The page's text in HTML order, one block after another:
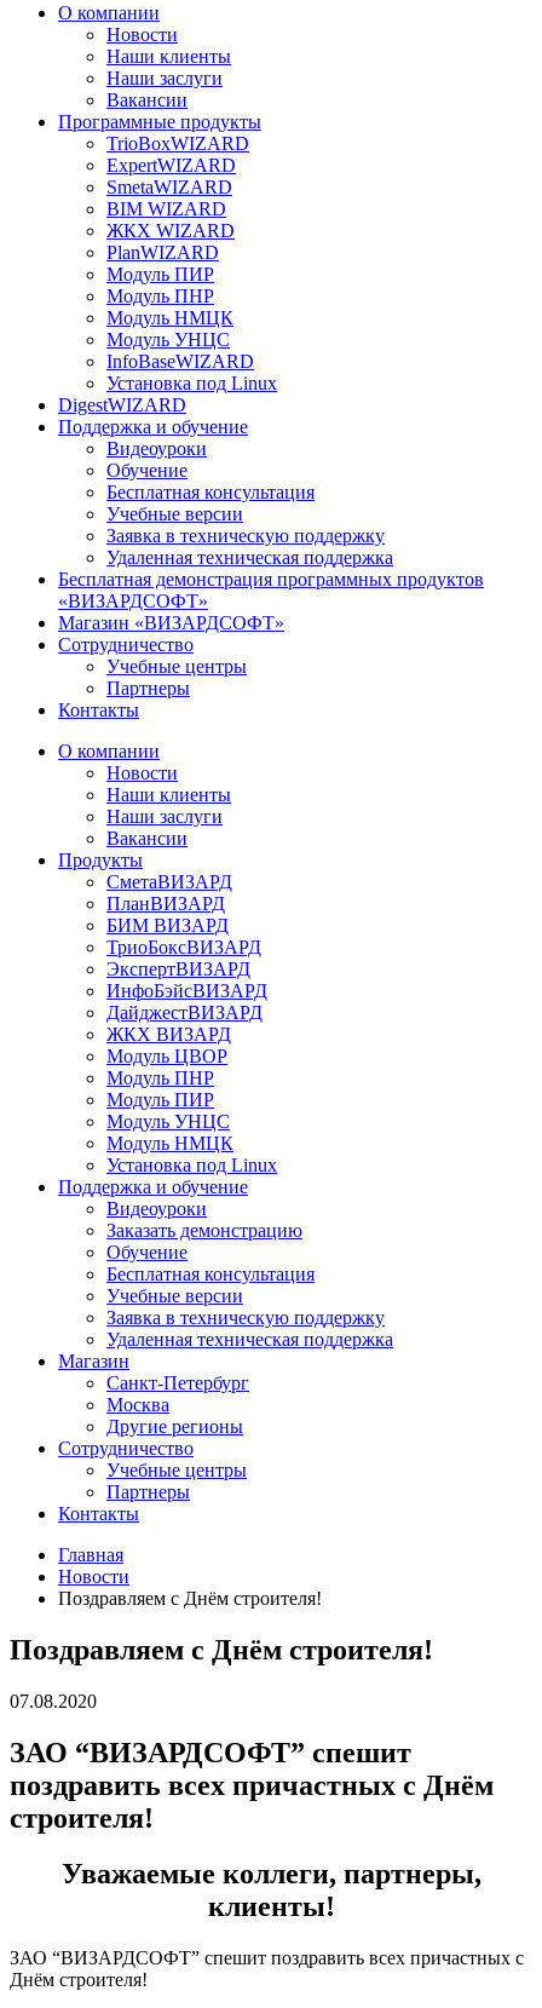
О компании
Новости
Наши клиенты
Наши заслуги
Вакансии
Программные продукты
TrioBoxWIZARD
ExpertWIZARD
SmetaWIZARD
BIM WIZARD
ЖКХ WIZARD
PlanWIZARD
Модуль ПИР
Модуль ПНР
Модуль НМЦК
Модуль УНЦС
InfoBaseWIZARD
Установка под Linux
DigestWIZARD
Поддержка и обучение
Видеоуроки
Обучение
Бесплатная консультация
Учебные версии
Заявка в техническую поддержку
Удаленная техническая поддержка
Бесплатная демонстрация программных продуктов
«ВИЗАРДСОФТ»
Магазин «ВИЗАРДСОФТ»
Сотрудничество
Учебные центры
Партнеры
Контакты
О компании
Новости
Наши клиенты
Наши заслуги
Вакансии
Продукты
СметаВИЗАРД
ПланВИЗАРД
БИМ ВИЗАРД
ТриоБоксВИЗАРД
ЭкспертВИЗАРД
ИнфоБэйсВИЗАРД
ДайджестВИЗАРД
ЖКХ ВИЗАРД
Модуль ЦВОР
Модуль ПНР
Модуль ПИР
Модуль УНЦС
Модуль НМЦК
Установка под Linux
Поддержка и обучение
Видеоуроки
Заказать демонстрацию
Обучение
Бесплатная консультация
Учебные версии
Заявка в техническую поддержку
Удаленная техническая поддержка
Магазин
Санкт-Петербург
Москва
Другие регионы
Сотрудничество
Учебные центры
Партнеры
Контакты
Главная
Новости
Поздравляем с Днём строителя!
Поздравляем с Днём строителя!
07.08.2020
ЗАО “ВИЗАРДСОФТ” спешит
поздравить всех причастных с Днём
строителя!
Уважаемые коллеги, партнеры,
клиенты!
ЗАО “ВИЗАРДСОФТ” спешит поздравить всех причастных с
Днём строителя!